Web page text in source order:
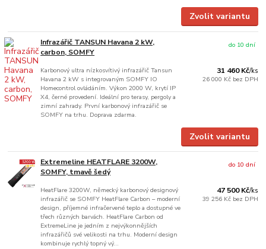
Zvolit variantu
Infrazářič TANSUN Havana 2 kW,
carbon, SOMFY
Karbonový ultra nízkosvítivý infrazářič Tansun
Havana 2 kW s integrovaným SOMFY IO
Homecontrol ovládáním. Výkon 2000 W, krytí IP
X4, černé provedení. Ideální pro terasy, pergoly a
zimní zahrady. První karbonový infrazářič se
SOMFY na trhu. Doprava zdarma.
31 460 Kč/ks
26 000 Kč bez DPH
do 10 dní
Zvolit variantu
Extremeline HEATFLARE 3200W,
SOMFY, tmavě šedý
HeatFlare 3200W, německý karbonový designový
infrazářič se SOMFY HeatFlare Carbon – moderní
design, příjemné infračervené teplo a dostupné ve
třech různých barvách. HeatFlare Carbon od
ExtremeLine je jedním z nejvýkonnějších
infrazářičů své velikosti na trhu. Moderní design
kombinuje rychlý topný vý...
47 500 Kč/ks
39 256 Kč bez DPH
do 10 dní